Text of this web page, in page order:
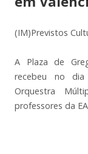
(IM)Previstos
A Plaza de
recebeu no
Orquestra
professores da